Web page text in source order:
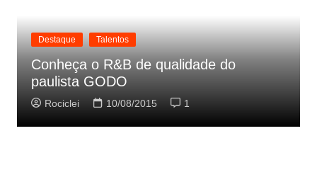
Destaque Talentos
Conheça o R&B de qualidade do
paulista GODO
Rociclei 10/08/2015 1